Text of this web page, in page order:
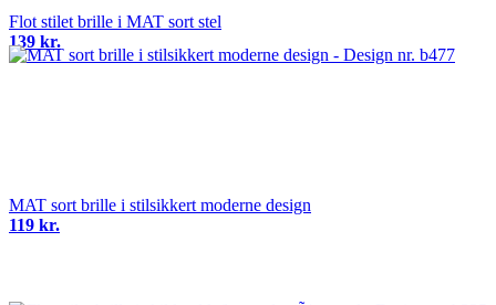
Flot stilet brille i MAT sort stel
139 kr.
MAT sort brille i stilsikkert moderne design
119 kr.